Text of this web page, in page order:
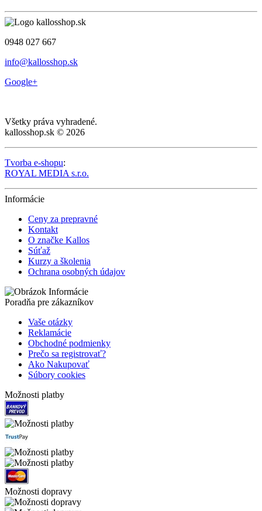
0948 027 667
info@kallosshop.sk
Google+
Všetky práva vyhradené.
kallosshop.sk © 2026
Tvorba e-shopu:
ROYAL MEDIA s.r.o.
Informácie
Ceny za prepravné
Kontakt
O značke Kallos
Súťaž
Kurzy a školenia
Ochrana osobných údajov
Poradňa pre zákazníkov
Vaše otázky
Reklamácie
Obchodné podmienky
Prečo sa registrovať?
Ako Nakupovať
Súbory cookies
Možnosti platby
Možnosti dopravy